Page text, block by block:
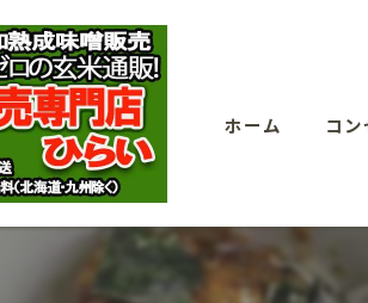
ホーム コン